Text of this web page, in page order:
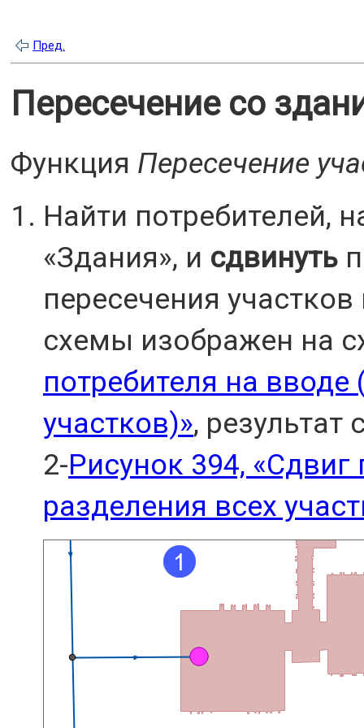
Пред.
Пересечение со
Функция Пересечение
Найти потребителей,
«Здания», и сдвинуть
пересечения
схемы изображен на
потребителя на вводе
участков)», результат
2-Рисунок 394, «Сдвиг
разделения всех